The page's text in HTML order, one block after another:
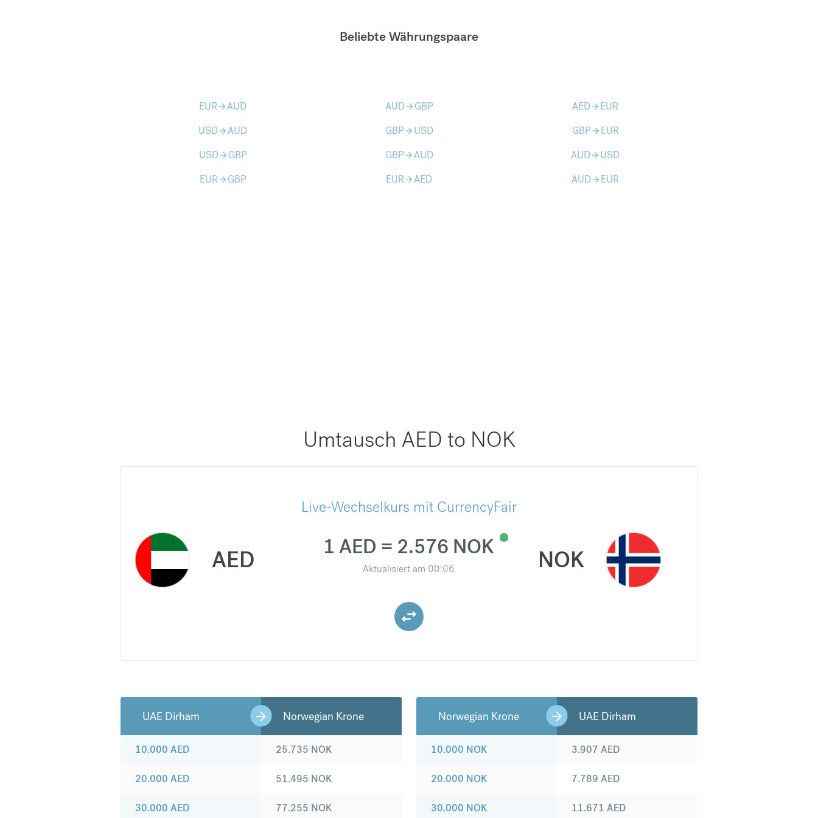
Beliebte Währungspaare
EURarrow_forwardAUD AUDarrow_forward GBP AEDarrow_forward EUR
USDarrow_forwardAUD GBParrow_forward USD GBParrow_forward EUR
USDarrow_forward GBP GBParrow_forwardAUD AUDarrow_forward USD
EURarrow_forward GBP EURarrow_forwardAED AUDarrow_forward EUR
Umtausch AED to NOK
Live-Wechselkurs mit CurrencyFair
AED 1 AED = 2.576 NOK
Aktualisiert am 00:06 NOK
UAE Dirham Norwegian Krone
10.000 AED
20.000 AED
30.000 AED
25.735 NOK
51.495 NOK
77.255 NOK
Norwegian Krone UAE Dirham
10.000 NOK
20.000 NOK
30.000 NOK
3.907 AED
7.789 AED
11.671 AED